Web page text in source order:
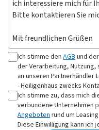
Ich stimme den AGBund der
der Verarbeitung,
an unseren Partnerhändler
- Heiligenhaus zwecks
Ich stimme zu, dass mich
verbundene Unternehmen
Angebotenrund um
Diese Einwilligung kann ich